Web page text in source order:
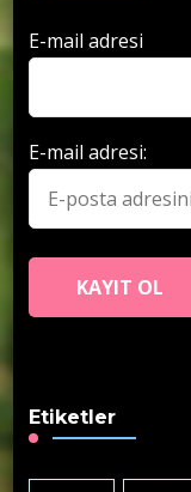
E-mail adresi
E-mail adresi:
Etiketler